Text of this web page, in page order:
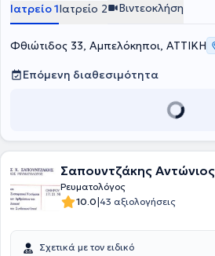
Ιατρείο 1Ιατρείο 2 Βιντεοκλήση
Φθιώτιδος 33, Αμπελόκηποι, ΑΤΤΙΚΗ
Επόμενη διαθεσιμότητα
Σαπουντζάκης Αντώνιος
Ρευματολόγος
10.0|43 αξιολογήσεις
Σχετικά με τον ειδικό